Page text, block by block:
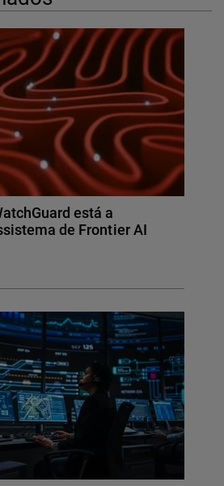
está a
de Frontier AI